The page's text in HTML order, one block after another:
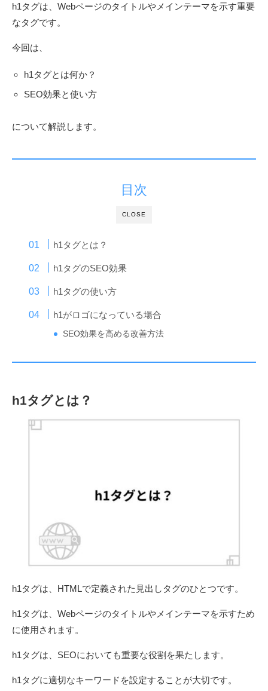
h1タグは、Webページのタイトルやメインテーマを示す重要
なタグです。
今回は、
h1タグとは何か？
SEO効果と使い方
について解説します。
CLOSE
目次
h1タグとは？
h1タグのSEO効果
h1タグの使い方
h1がロゴになっている場合
SEO効果を高める改善方法
h1タグとは？
h1タグは、HTMLで定義された見出しタグのひとつです。
h1タグは、Webページのタイトルやメインテーマを示すため
に使用されます。
h1タグは、SEOにおいても重要な役割を果たします。
h1タグに適切なキーワードを設定することが大切です。